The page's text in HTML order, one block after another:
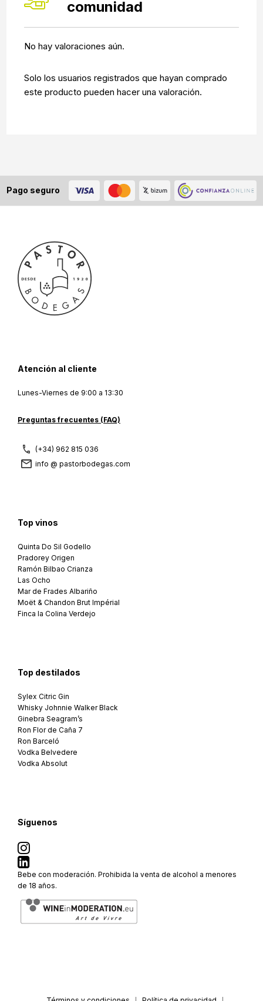
comunidad
No hay valoraciones aún.
Solo los usuarios registrados que hayan comprado
este producto pueden hacer una valoración.
Pago seguro
Atención al cliente
Lunes-Viernes de 9:00 a 13:30
Preguntas frecuentes (FAQ)
(+34) 962 815 036
info @ pastorbodegas.com
Top vinos
Quinta Do Sil Godello
Pradorey Origen
Ramón Bilbao Crianza
Las Ocho
Mar de Frades Albariño
Moët & Chandon Brut Impérial
Finca la Colina Verdejo
Top destilados
Sylex Citric Gin
Whisky Johnnie Walker Black
Ginebra Seagram’s
Ron Flor de Caña 7
Ron Barceló
Vodka Belvedere
Vodka Absolut
Síguenos
Bebe con moderación. Prohibida la venta de alcohol a menores
de 18 años.